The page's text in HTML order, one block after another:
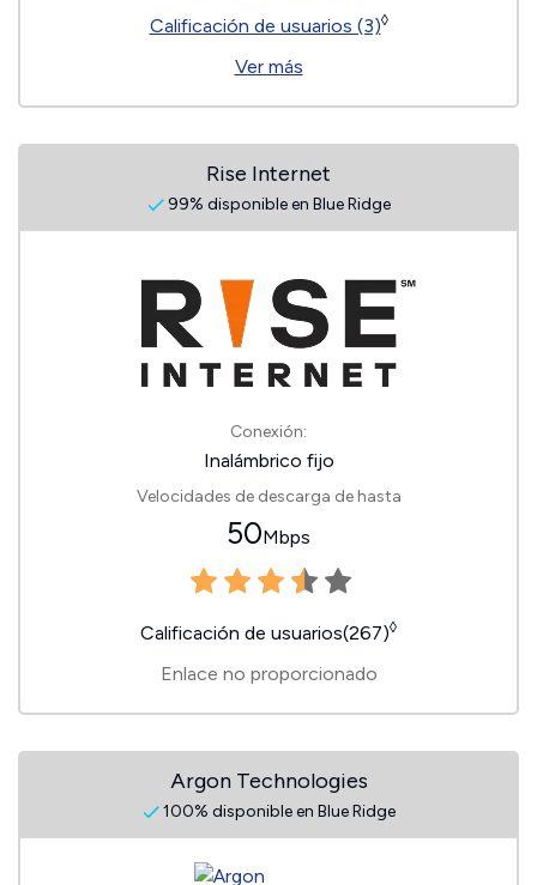
Calificación de usuarios (3)◊
Ver más
Rise Internet
99% disponible en Blue Ridge
Conexión:
Inalámbrico fijo
Velocidades de descarga de hasta
50Mbps
Calificación de usuarios(267)◊
Enlace no proporcionado
Argon Technologies
100% disponible en Blue Ridge